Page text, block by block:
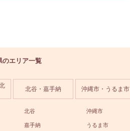
のエリア一覧
北谷・嘉手納
北谷
嘉手納
沖縄市・うるま市
沖縄市
うるま市